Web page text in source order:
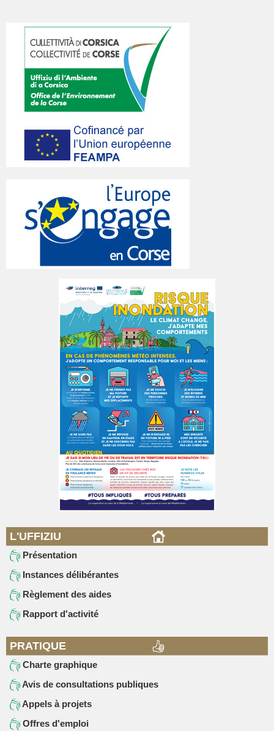
L'UFFIZIU
Présentation
Instances délibérantes
Règlement des aides
Rapport d'activité
PRATIQUE
Charte graphique
Avis de consultations publiques
Appels à projets
Offres d'emploi